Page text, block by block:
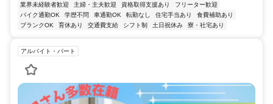
業界未経験者歓迎 主婦・主夫歓迎 資格取得支援あり
フリーター歓迎
バイク通勤OK
学歴不問 車通勤OK 転勤なし 住宅手当あり
食費補助あり
ブランクOK
育休あり 交通費支給 シフト制 土日祝休み 寮・社宅あり
アルバイト・パート